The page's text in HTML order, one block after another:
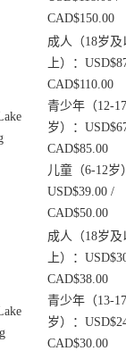
CAD$150.00
成人（18岁及
上）：
CAD$110.00
青少年（12-17
岁）：
CAD$85.00
儿童（6-12岁
USD$39.00 /
CAD$50.00
成人（18岁及
上）：
CAD$38.00
青少年（13-17
岁）：
CAD$30.00